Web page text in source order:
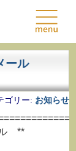
ール
ゴリー: お知らせ
ル **